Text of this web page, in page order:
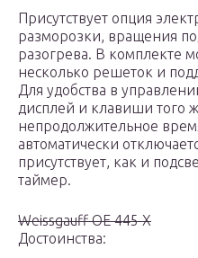
Присутствует опция
разморозки, вращения
разогрева. В комплекте
несколько решеток и
Для удобства в
дисплей и клавиши того
непродолжительное
автоматически
присутствует, как и
таймер.
Weissgauff OE 445 X
Достоинства: